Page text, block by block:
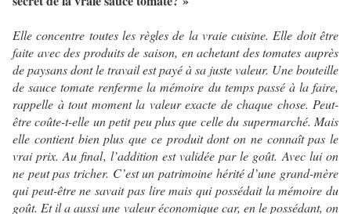
Elle concentre toutes les règles de la vraie cuisine. Elle doit être
faite avec des produits de saison, en achetant des tomates auprès
de paysans dont le travail est payé à sa juste valeur. Une bouteille
de sauce tomate renferme la mémoire du temps passé à la faire,
rappelle à tout moment la valeur exacte de chaque chose. Peut-
être coûte-t-elle un petit peu plus que celle du supermarché. Mais
elle contient bien plus que ce produit dont on ne connaît pas le
vrai prix. Au final, l’addition est validée par le goût. Avec lui on
ne peut pas tricher. C’est un patrimoine hérité d’une grand-mère
qui peut-être ne savait pas lire mais qui possédait la mémoire du
goût. Et il a aussi une valeur économique car, en le possédant, on